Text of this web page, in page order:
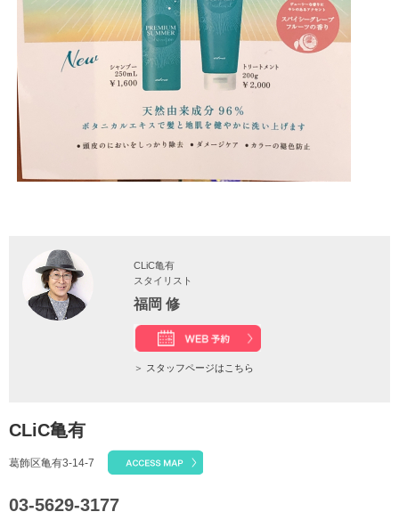
CLiC亀有
スタイリスト
福岡 修
＞ スタッフページはこちら
CLiC亀有
葛飾区亀有3-14-7
03-5629-3177